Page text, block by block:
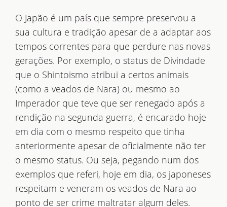
O Japão é um país que sempre preservou a
sua cultura e tradição apesar de a adaptar aos
tempos correntes para que perdure nas novas
gerações. Por exemplo, o status de Divindade
que o Shintoismo atribui a certos animais
(como a veados de Nara) ou mesmo ao
Imperador que teve que ser renegado após a
rendição na segunda guerra, é encarado hoje
em dia com o mesmo respeito que tinha
anteriormente apesar de oficialmente não ter
o mesmo status. Ou seja, pegando num dos
exemplos que referi, hoje em dia, os japoneses
respeitam e veneram os veados de Nara ao
ponto de ser crime maltratar algum deles.